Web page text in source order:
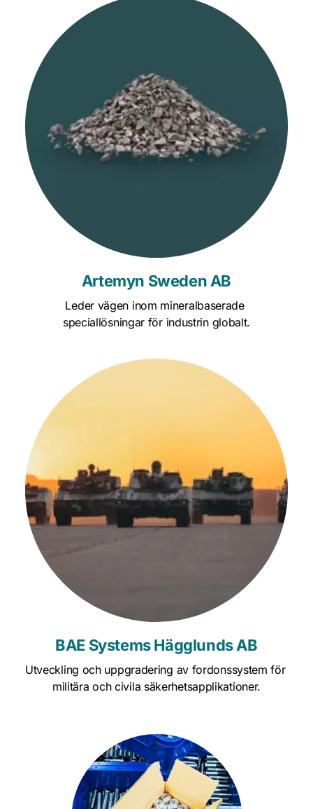
Artemyn Sweden AB
Leder vägen inom mineralbaserade
speciallösningar för industrin globalt.
BAE Systems Hägglunds AB
Utveckling och uppgradering av fordonssystem för
militära och civila säkerhetsapplikationer.